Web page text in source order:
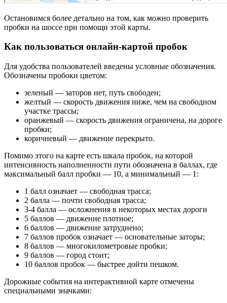
Остановимся более детально на том, как можно проверить
пробки на шоссе при помощи этой карты.
Как пользоваться онлайн-картой пробок
Для удобства пользователей введены условные обозначения.
Обозначены пробоки цветом:
зеленый — заторов нет, путь свободен;
желтый — скорость движения ниже, чем на свободном
участке трассы;
оранжевый — скорость движения ограничена, на дороге
пробки;
коричневый — движение перекрыто.
Помимо этого на карте есть шкала пробок, на которой
интенсивность наполненности пути обозначена в баллах, где
максимальный балл пробки — 10, а минимальный — 1:
1 балл означает — свободная трасса;
2 балла — почти свободная трасса;
3-4 балла — осложнения в некоторых местах дороги
5 баллов — движение плотное;
6 баллов — движение затруднено;
7 баллов пробок означает — основательные заторы;
8 баллов — многокилометровые пробки;
9 баллов — город стоит;
10 баллов пробок — быстрее дойти пешком.
Дорожные события на интерактивной карте отмечены
специальными значками: